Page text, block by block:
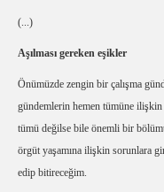
(...)
Aşılması gereken eşikler
Önümüzde zengin bir çalışma
gündemlerin hemen tümüne ilişkin
tümü değilse bile önemli bir
örgüt yaşamına ilişkin sorunlara
edip bitireceğim.